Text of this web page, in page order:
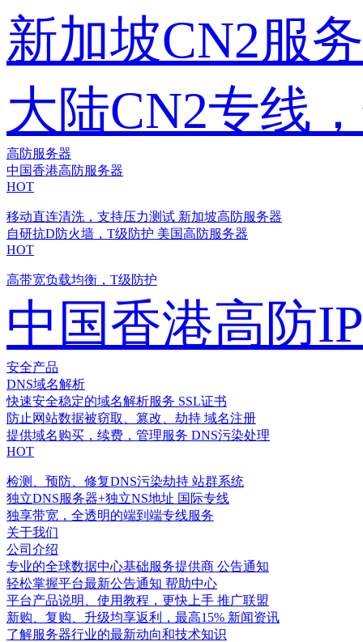
新加坡CN2服
大陆CN2专线
高防服务器
中国香港高防服务器
HOT
移动直连清洗，支持压力测试 新加坡高防服务器
自研抗D防火墙，T级防护 美国高防服务器
HOT
高带宽负载均衡，T级防护
中国香港高防IP
安全产品
DNS域名解析
快速安全稳定的域名解析服务 SSL证书
防止网站数据被窃取、篡改、劫持 域名注册
提供域名购买，续费，管理服务 DNS污染处理
HOT
检测、预防、修复DNS污染劫持 站群系统
独立DNS服务器+独立NS地址 国际专线
独享带宽，全透明的端到端专线服务
关于我们
公司介绍
专业的全球数据中心基础服务提供商 公告通知
轻松掌握平台最新公告通知 帮助中心
平台产品说明、使用教程，更快上手 推广联盟
新购、复购、升级均享返利，最高15% 新闻资讯
了解服务器行业的最新动向和技术知识